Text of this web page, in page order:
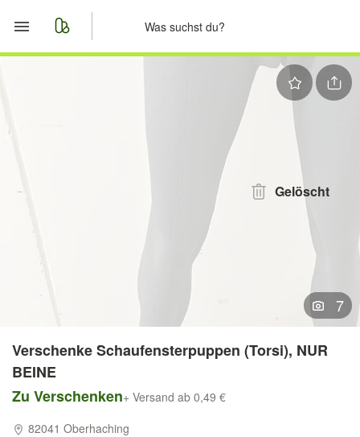
Gelöscht
7
Verschenke Schaufensterpuppen (Torsi), NUR
BEINE
Zu Verschenken+ Versand ab 0,49 €
82041 Oberhaching